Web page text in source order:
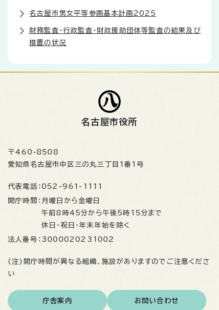
名古屋市男女平等参画基本計画2025
財務監査・行政監査・財政援助団体等監査の結果及び
措置の状況
名古屋市役所
〒460-8508
愛知県名古屋市中区三の丸三丁目1番1号
代表電話： 052-961-1111
開庁時間： 月曜日から金曜日
午前8時45分から午後5時15分まで
休日・祝日・年末年始を除く
法人番号： 3000020231002
(注)開庁時間が異なる組織、施設がありますのでご注意くださ
い
庁舎案内 お問い合わせ